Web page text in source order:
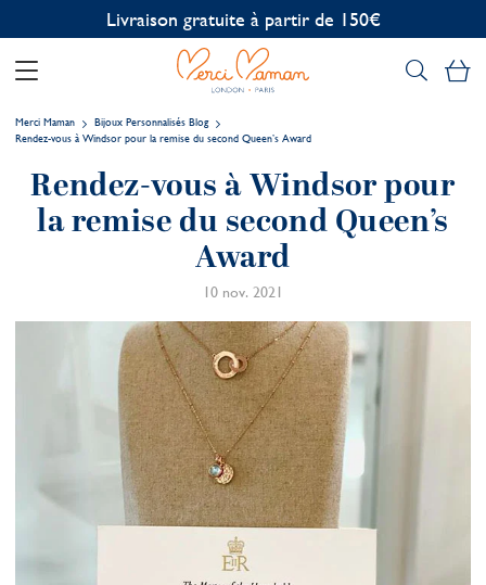
Personnalisation offerte
Merci Maman
Bijoux Personnalisés Blog
Rendez-vous à Windsor pour la remise du second Queen’s Award
Rendez-vous à Windsor pour
la remise du second Queen’s
Award
10 nov. 2021